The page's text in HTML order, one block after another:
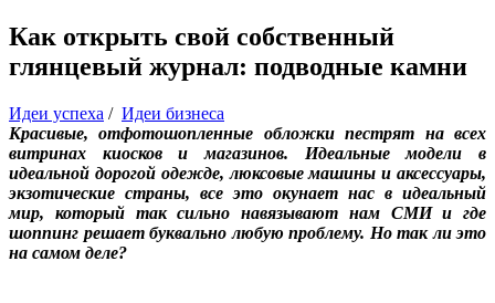
Как открыть свой собственный
глянцевый журнал: подводные камни
Идеи успеха / Идеи бизнеса
Красивые, отфотошопленные обложки пестрят на всех
витринах киосков и магазинов. Идеальные модели в
идеальной дорогой одежде, люксовые машины и аксессуары,
экзотические страны, все это окунает нас в идеальный
мир, который так сильно навязывают нам СМИ и где
шоппинг решает буквально любую проблему. Но так ли это
на самом деле?